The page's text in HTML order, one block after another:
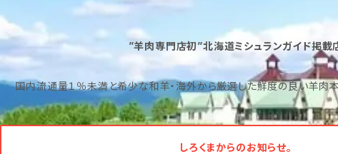
”羊肉専門店初”北海道ミシュランガイド掲載
国内流通量１％未満と希少な和羊・海外から厳選した鮮度の良い羊肉
しろくまからのお知らせ。